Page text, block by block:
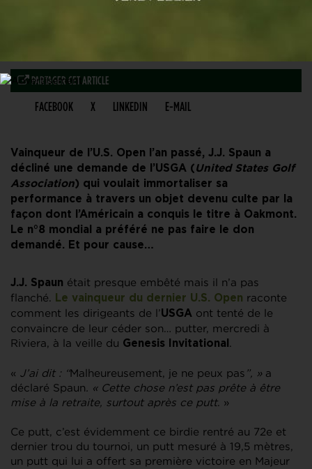
PARTAGER CET ARTICLE
FACEBOOK X LINKEDIN E-MAIL
Vainqueur de l’U.S. Open l’an passé, J.J. Spaun a
décliné une demande de l’USGA ( United States Golf
Association) qui voulait immortaliser sa
performance à travers un objet devenu culte par la
façon dont l’Américain a conquis le titre à Oakmont.
Le n°8 mondial a préféré ne pas faire le don
demandé. Et pour cause…
J.J. Spaun était presque embêté mais il n’a pas
flanché.
Le vainqueur du dernier U.S. Open raconte
comment les dirigeants de l’USGA ont tenté de le
convaincre de leur céder son… putter, mercredi à
Riviera, à la veille du Genesis Invitational .
« J’ai dit : “Malheureusement, je ne peux pas ”, » a
déclaré Spaun. « Cette chose n’est pas prête à être
mise à la retraite, surtout après ce putt. »
Ce putt, c’est évidemment ce birdie rentré au 72e et
dernier trou du tournoi, un putt mesuré à 19,5 mètres,
un putt qui lui a offert sa première victoire en Majeur